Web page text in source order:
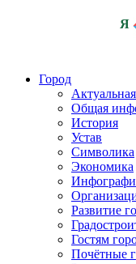
Я
Город
Общая
История
Устав
Символика
Экономика
Развитие
Гостям
Почётные